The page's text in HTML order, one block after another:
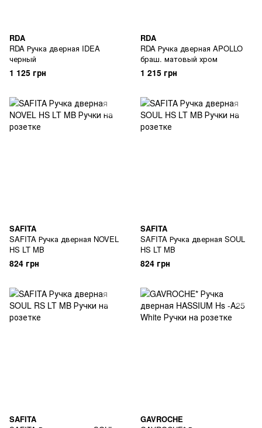
RDA
RDA Ручка дверная IDEA
черный
1 125 грн
RDA
RDA Ручка дверная APOLLO
браш. матовый хром
1 215 грн
SAFITA
SAFITA Ручка дверная NOVEL
HS LT MB
824 грн
SAFITA
SAFITA Ручка дверная SOUL
HS LT MB
824 грн
SAFITA
GAVROCHE